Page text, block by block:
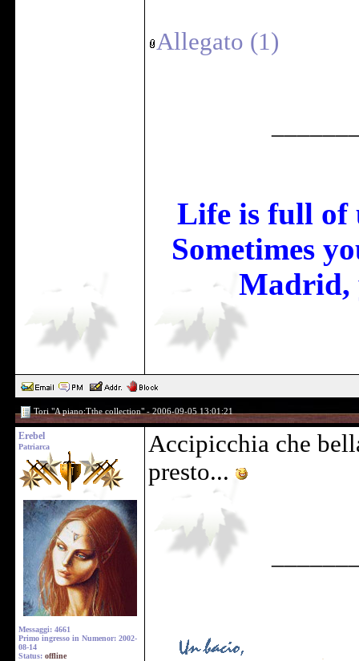
Allegato (1)
Life is full of
Sometimes
Madrid,
Tori "A piano:Tthe collection" - 2006-09-05 13:01:21
Erebel
Patriarca
Messaggi: 4661
Primo ingresso in Numenor: 2002-
08-14
Status: offline
Accipicchia che
presto...